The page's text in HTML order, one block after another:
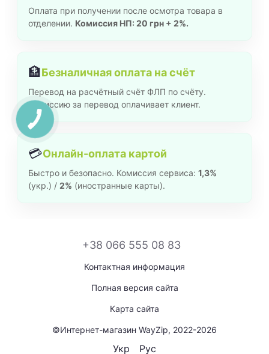
Оплата при получении после осмотра товара в
отделении. Комиссия НП: 20 грн + 2%.
🏦Безналичная оплата на счёт
Перевод на расчётный счёт ФЛП по счёту.
Комиссию за перевод оплачивает клиент.
💳Онлайн-оплата картой
Быстро и безопасно. Комиссия сервиса: 1,3%
(укр.) / 2% (иностранные карты).
+38 066 555 08 83
Контактная информация
Полная версия сайта
Карта сайта
©Интернет-магазин WayZip, 2022-2026
Укр Рус